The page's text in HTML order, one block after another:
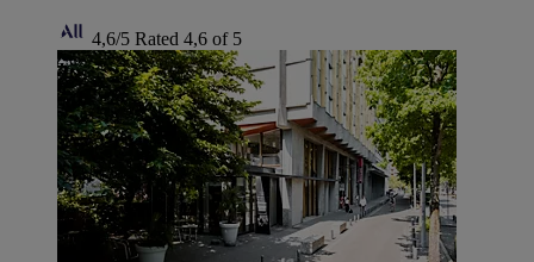
4,6/5 Rated 4,6 of 5